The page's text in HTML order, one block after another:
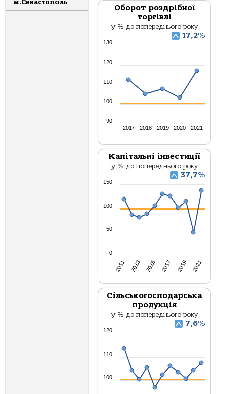
м.Севастополь
Оборот роздрібної
торгівлі
у % до попереднього року
17,2%
2017 2018 2019 2020 2021
90
100
110
120
130
Капітальні інвестиції
у % до попереднього року
37,7%
2011 2013 2015 2017 2019 2021
0
50
100
150
Сільськогосподарська
продукція
у % до попереднього року
7,6%
100
110
120